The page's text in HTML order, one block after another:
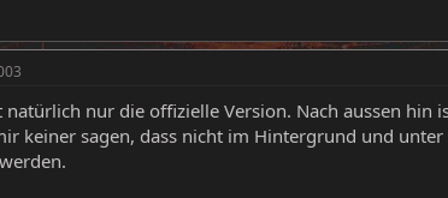
natürlich nur die offizielle Version. Nach aussen
keiner sagen, dass nicht im Hintergrund und